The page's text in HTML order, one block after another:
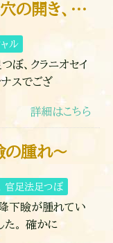
推拿フェイシャル ～ 毛穴の開き、お頬の下のたるみ・お首のたるみ ～
ル
ぼ、クラニオセイ
ナスでござ
詳細はこちら
腫れ～
官足法足つぼ
下瞼が腫れてい
た。 確かに